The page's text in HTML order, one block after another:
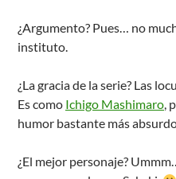
¿Argumento? Pues… no
instituto.
¿La gracia de la serie? Las
Es como Ichigo Mashimaro,
humor bastante más
¿El mejor personaje?